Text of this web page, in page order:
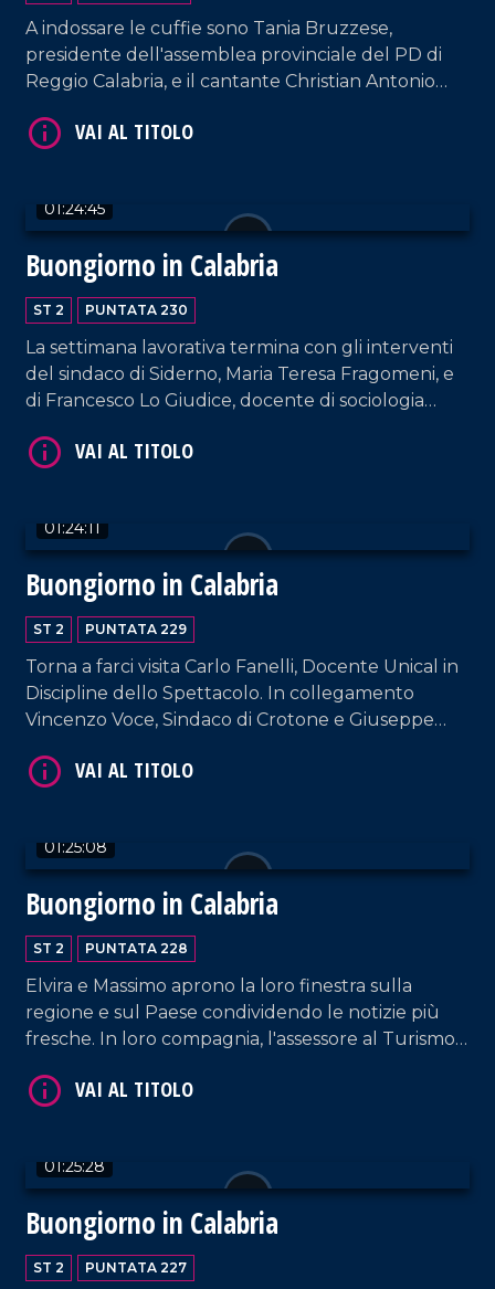
A indossare le cuffie sono Tania Bruzzese,
presidente dell'assemblea provinciale del PD di
Reggio Calabria, e il cantante Christian Antonio
01:24:45
Buongiorno in Calabria
ST 2 PUNTATA 230
La settimana lavorativa termina con gli interventi
del sindaco di Siderno, Maria Teresa Fragomeni, e
di Francesco Lo Giudice, docente di sociologia
01:24:11
Buongiorno in Calabria
ST 2 PUNTATA 229
Torna a farci visita Carlo Fanelli, Docente Unical in
Discipline dello Spettacolo. In collegamento
Vincenzo Voce, Sindaco di Crotone e Giuseppe
Show Dance Academy.
01:25:08
Buongiorno in Calabria
ST 2 PUNTATA 228
Elvira e Massimo aprono la loro finestra sulla
regione e sul Paese condividendo le notizie più
fresche. In loro compagnia, l'assessore al Turismo
Ferrara.
01:25:28
Buongiorno in Calabria
ST 2 PUNTATA 227
VAI AL TITOLO
VAI AL TITOLO